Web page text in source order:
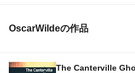
OscarWildeの作品
The Canterville